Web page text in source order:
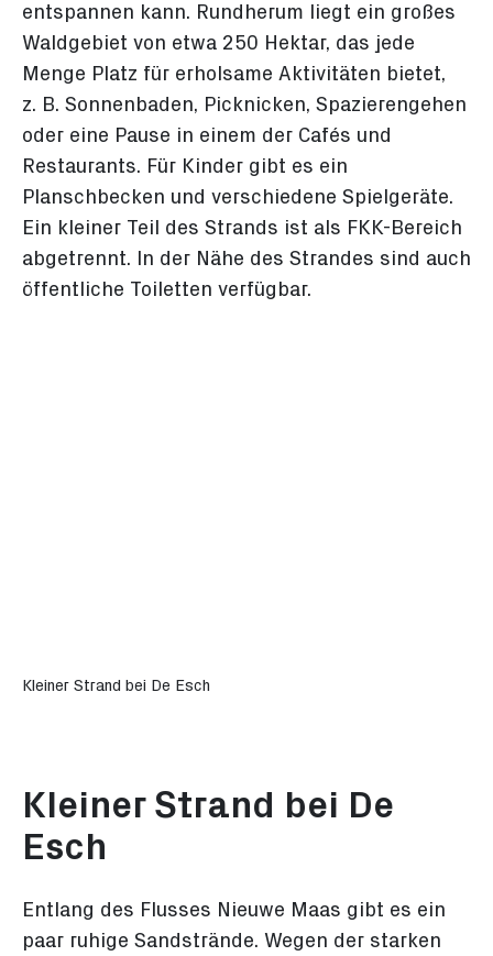
entspannen kann. Rundherum liegt ein großes
Waldgebiet von etwa 250 Hektar, das jede
Menge Platz für erholsame Aktivitäten bietet,
z. B. Sonnenbaden, Picknicken, Spazierengehen
oder eine Pause in einem der Cafés und
Restaurants. Für Kinder gibt es ein
Planschbecken und verschiedene Spielgeräte.
Ein kleiner Teil des Strands ist als FKK-Bereich
abgetrennt. In der Nähe des Strandes sind auch
öffentliche Toiletten verfügbar.
Kleiner Strand bei De Esch
Kleiner Strand bei De
Esch
Entlang des Flusses Nieuwe Maas gibt es ein
paar ruhige Sandstrände. Wegen der starken